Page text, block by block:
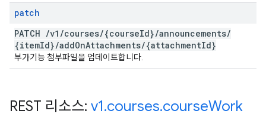
patch
PATCH /v1 /courses/{courseId}/announcements/
{itemId}/addOnAttachments/{attachmentId}
부가기능 첨부파일을 업데이트합니다.
REST 리소스: v1.courses.courseWork